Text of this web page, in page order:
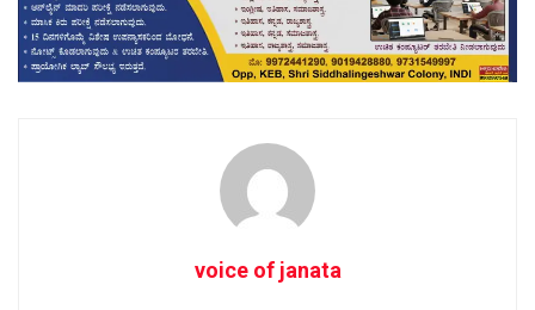
voice of janata